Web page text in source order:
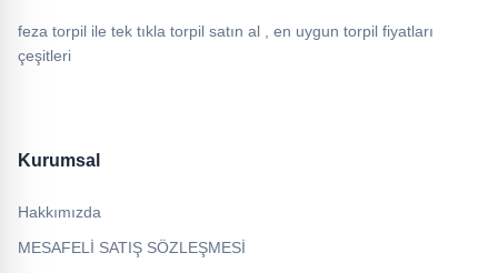
feza torpil ile tek tıkla torpil satın al , en uygun torpil fiyatları
çeşitleri
Kurumsal
Hakkımızda
MESAFELİ SATIŞ SÖZLEŞMESİ